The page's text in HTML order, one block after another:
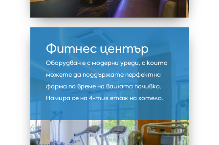
Фитнес център
Оборудван е с модерни уреди, с които
можете да поддържате перфектна
форма по време на вашата почивка.
Намира се на 4-тия етаж на хотела.